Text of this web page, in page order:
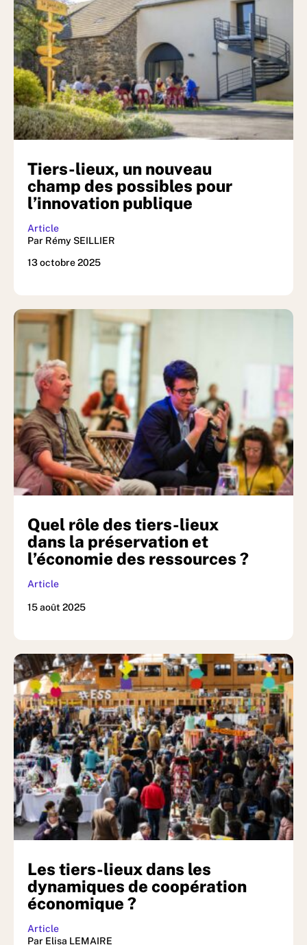
Tiers-lieux, un nouveau
champ des possibles pour
l’innovation publique
Article
Par Rémy SEILLIER
13 octobre 2025
Quel rôle des tiers-lieux
dans la préservation et
l’économie des ressources ?
Article
15 août 2025
Les tiers-lieux dans les
dynamiques de coopération
économique ?
Article
Par Elisa LEMAIRE